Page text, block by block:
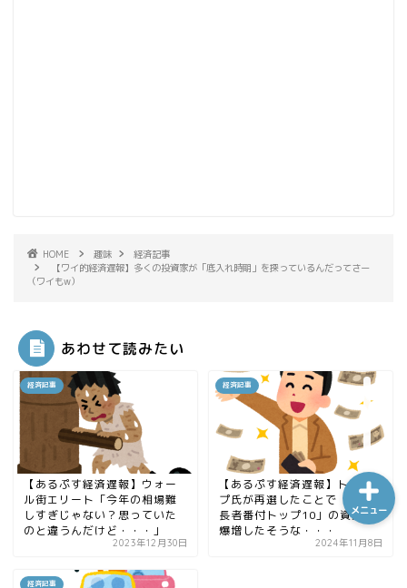
HOME 趣味
経済記事
【ワイ的経済遅報】多くの投資家が「底入れ時期」を探っているんだってさー
（ワイもw）
あわせて読みたい
経済記事
【あるぷす経済遅報】ウォー
ル街エリート「今年の相場難
しすぎじゃない？思っていた
のと違うんだけど・・・」
2023年12月30日
経済記事
【あるぷす経済遅報】トラン
プ氏が再選したことで「世界
長者番付トップ10」の資産が
爆増したそうな・・・
2024年11月8日
経済記事
メニュー
金融